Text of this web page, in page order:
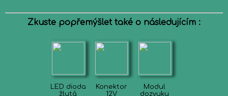
Zkuste popřemýšlet také o následujícím :
LED dioda
žlutá
Konektor
12V
Modul
dozvuku